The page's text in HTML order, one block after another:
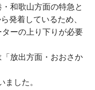
和歌山方面の特急と
発着しているため、
ーの上り下りが必要
放出方面・おおさか
した。